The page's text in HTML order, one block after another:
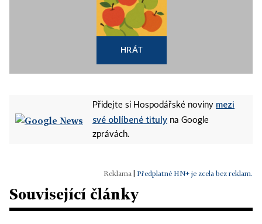
HRÁT
Přidejte si Hospodářské noviny mezi
své oblíbené tituly na Google
zprávách.
Předplatné HN+ je zcela bez reklam.
Související články